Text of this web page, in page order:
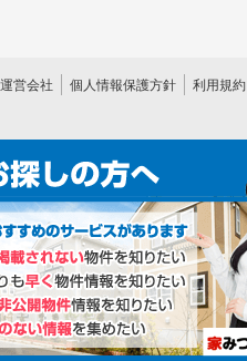
運営会社 個人情報保護方針 利用規約